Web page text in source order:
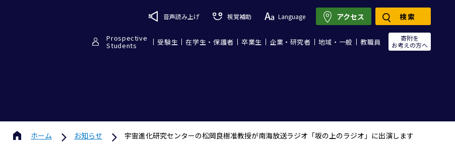
音声読み上げ 視覚補助 Language
Prospective
Students 受験生 在学生・保護者 卒業生 企業・研究者 地域・一般 教職員
寄附を
お考えの方へ
アクセス 検索
ホーム お知らせ 宇宙進化研究センターの松岡良樹准教授が南海放送ラジオ「坂の上のラジオ」に出演します